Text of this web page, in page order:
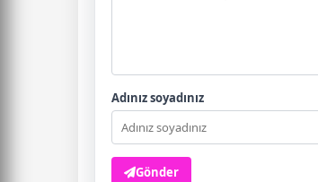
Adınız soyadınız
Gönder